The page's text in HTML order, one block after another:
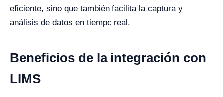
eficiente, sino que también facilita la captura y
análisis de datos en tiempo real.
Beneficios de la integración con
LIMS